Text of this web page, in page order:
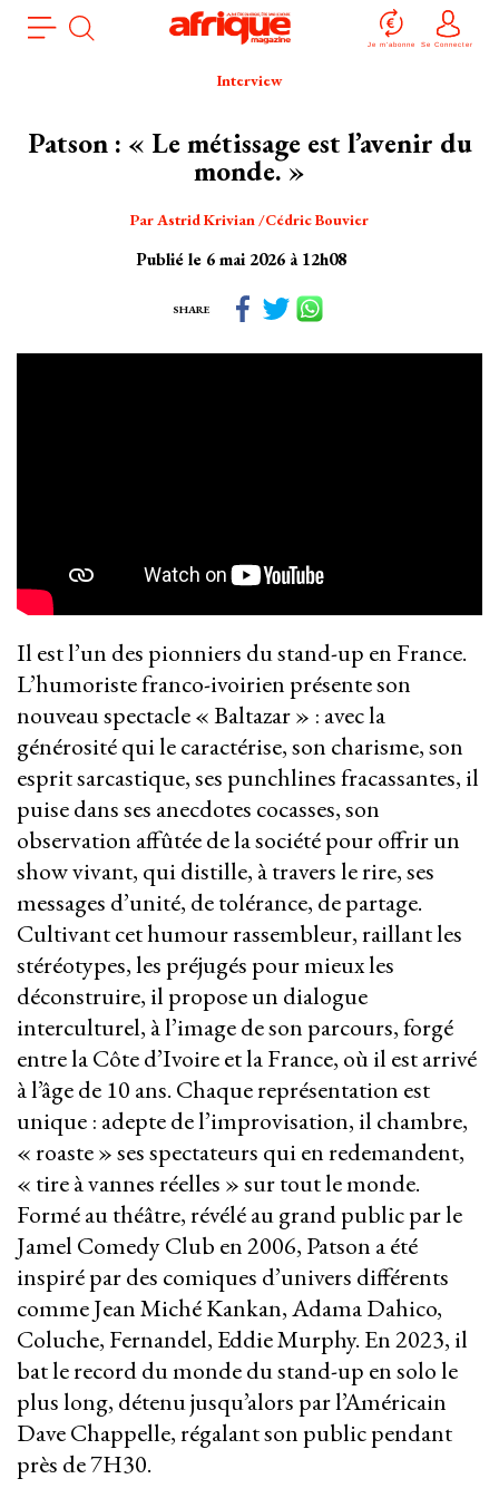
Je m'abonne Se Connecter
Interview
Patson : « Le métissage est l’avenir du
monde. »
ParAstrid Krivian Cédric Bouvier
Publié le 6 mai 2026 à 12h08
SHARE
Il est l’un des pionniers du stand-up en France.
L’humoriste franco-ivoirien présente son
nouveau spectacle « Baltazar » : avec la
générosité qui le caractérise, son charisme, son
esprit sarcastique, ses punchlines fracassantes, il
puise dans ses anecdotes cocasses, son
observation affûtée de la société pour offrir un
show vivant, qui distille, à travers le rire, ses
messages d’unité, de tolérance, de partage.
Cultivant cet humour rassembleur, raillant les
stéréotypes, les préjugés pour mieux les
déconstruire, il propose un dialogue
interculturel, à l’image de son parcours, forgé
entre la Côte d’Ivoire et la France, où il est arrivé
à l’âge de 10 ans. Chaque représentation est
unique : adepte de l’improvisation, il chambre,
« roaste » ses spectateurs qui en redemandent,
« tire à vannes réelles » sur tout le monde.
Formé au théâtre, révélé au grand public par le
Jamel Comedy Club en 2006, Patson a été
inspiré par des comiques d’univers différents
comme Jean Miché Kankan, Adama Dahico,
Coluche, Fernandel, Eddie Murphy. En 2023, il
bat le record du monde du stand-up en solo le
plus long, détenu jusqu’alors par l’Américain
Dave Chappelle, régalant son public pendant
près de 7H30.
Panneau de gestion des cookies